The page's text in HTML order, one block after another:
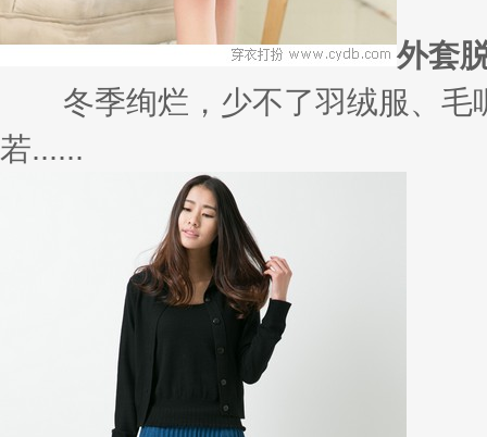
外套
冬季绚烂，少不了羽绒服、毛
若......